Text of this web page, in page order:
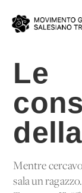
Le
Mentre
sala un